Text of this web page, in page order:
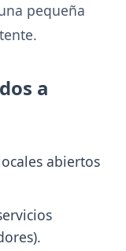
pequeña
a
abiertos